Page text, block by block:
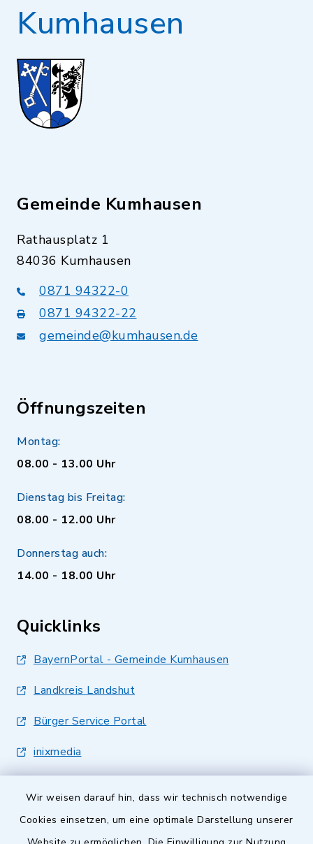
Wir weisen darauf hin, dass wir technisch notwendige
Cookies einsetzen, um eine optimale Darstellung unserer
Kumhausen
Gemeinde Kumhausen
Rathausplatz 1
84036 Kumhausen
0871 94322-0
0871 94322-22
gemeinde@kumhausen.de
Öffnungszeiten
Montag:
08.00 - 13.00 Uhr
Dienstag bis Freitag:
08.00 - 12.00 Uhr
Donnerstag auch:
14.00 - 18.00 Uhr
Quicklinks
BayernPortal - Gemeinde Kumhausen
Landkreis Landshut
Bürger Service Portal
inixmedia